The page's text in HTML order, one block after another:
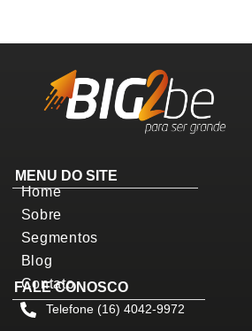
MENU DO SITE
Home
Sobre
Segmentos
Blog
Contato
FALE CONOSCO
Telefone (16) 4042-9972